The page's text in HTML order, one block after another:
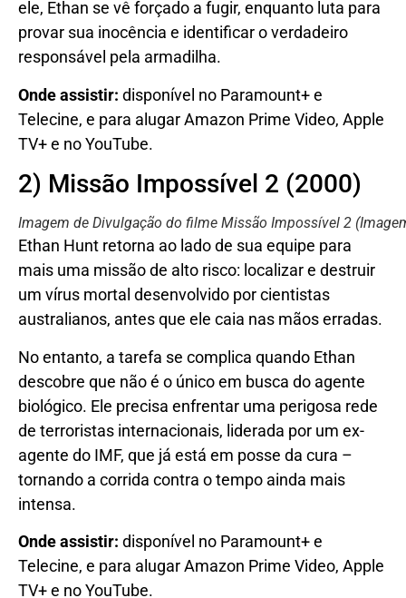
ele, Ethan se vê forçado a fugir, enquanto luta para
provar sua inocência e identificar o verdadeiro
responsável pela armadilha.
Onde assistir: disponível no Paramount+ e
Telecine, e para alugar Amazon Prime Video, Apple
TV+ e no YouTube.
2) Missão Impossível 2 (2000)
Imagem de Divulgação do filme Missão Impossível 2
Ethan Hunt retorna ao lado de sua equipe para
mais uma missão de alto risco: localizar e destruir
um vírus mortal desenvolvido por cientistas
australianos, antes que ele caia nas mãos erradas.
No entanto, a tarefa se complica quando Ethan
descobre que não é o único em busca do agente
biológico. Ele precisa enfrentar uma perigosa rede
de terroristas internacionais, liderada por um ex-
agente do IMF, que já está em posse da cura –
tornando a corrida contra o tempo ainda mais
intensa.
Onde assistir: disponível no Paramount+ e
Telecine, e para alugar Amazon Prime Video, Apple
TV+ e no YouTube.